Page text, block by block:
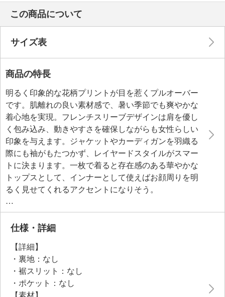
この商品について
サイズ表
商品の特長
明るく印象的な花柄プリントが目を惹くプルオーバー
です。肌離れの良い素材感で、暑い季節でも爽やかな
着心地を実現。フレンチスリーブデザインは肩を優し
く包み込み、動きやすさを確保しながらも女性らしい
印象を与えます。ジャケットやカーディガンを羽織る
際にも袖がもたつかず、レイヤードスタイルがスマー
トに決まります。一枚で着ると存在感のある華やかな
トップスとして、インナーとして使えばお顔周りを明
るく見せてくれるアクセントになりそう。
軽やかな着心地と鮮やかなカラーリングで、春から夏
にかけての装いに彩りを添えてくれる便利なアイテム
です。シワになりにくく、コンパクトに畳めるため、
仕様・詳細
【詳細】
・裏地：なし
・裾スリット：なし
・ポケット：なし
【素材】